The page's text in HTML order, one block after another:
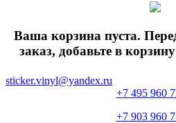
Ваша корзина пуста.
заказ, добавьте в
sticker.vinyl@yandex.ru
+7 495 960
+7 903 960